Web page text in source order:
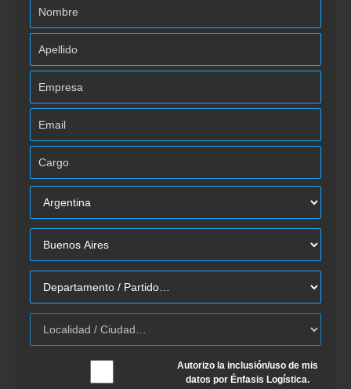
Autorizo la inclusión/uso de mis
datos por Énfasis Logística.